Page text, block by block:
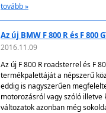
tovább »
Az új BMW F 800 R és F 800
2016.11.09
Az új F 800 R roadsterrel és F
termékpalettáját a népszerű
eddig is nagyszerűen
motorozásról vagy szóló
változatok azonban még